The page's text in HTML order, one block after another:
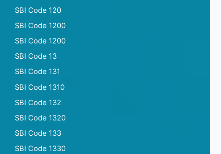
SBI Code 120
SBI Code 1200
SBI Code 1200
SBI Code 13
SBI Code 131
SBI Code 1310
SBI Code 132
SBI Code 1320
SBI Code 133
SBI Code 1330